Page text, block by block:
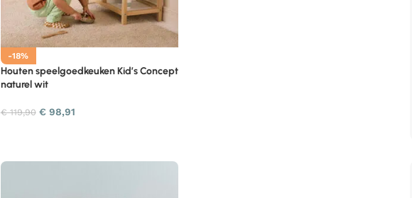
-18%
Houten speelgoedkeuken Kid’s Concept
naturel wit
€119,90 € 98,91